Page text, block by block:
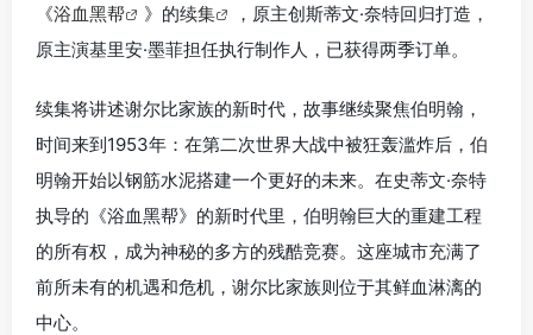
《浴血黑帮 》的续集
，原主创斯蒂文·奈特回归打造，
原主演基里安·墨菲担任执行制作人，已获得两季订单。
续集将讲述谢尔比家族的新时代，故事继续聚焦伯明翰，
时间来到1953年：在第二次世界大战中被狂轰滥炸后，伯
明翰开始以钢筋水泥搭建一个更好的未来。在史蒂文·奈特
执导的《浴血黑帮》的新时代里，伯明翰巨大的重建工程
的所有权，成为神秘的多方的残酷竞赛。这座城市充满了
前所未有的机遇和危机，谢尔比家族则位于其鲜血淋漓的
中心。